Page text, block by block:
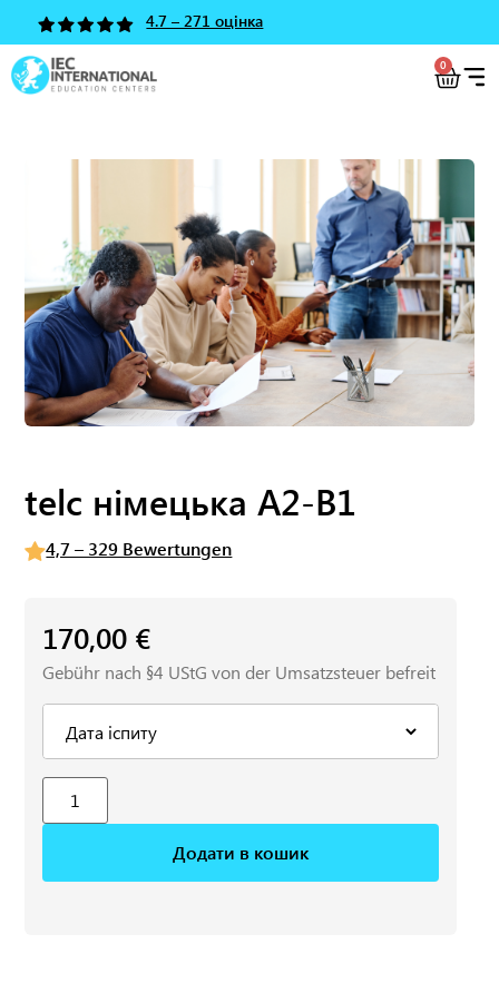
4.7 – 271 оцінка
0
telc німецька A2-B1
4,7 – 329 Bewertungen
170,00 €
Gebühr nach §4 UStG von der Umsatzsteuer befreit
Додати в кошик